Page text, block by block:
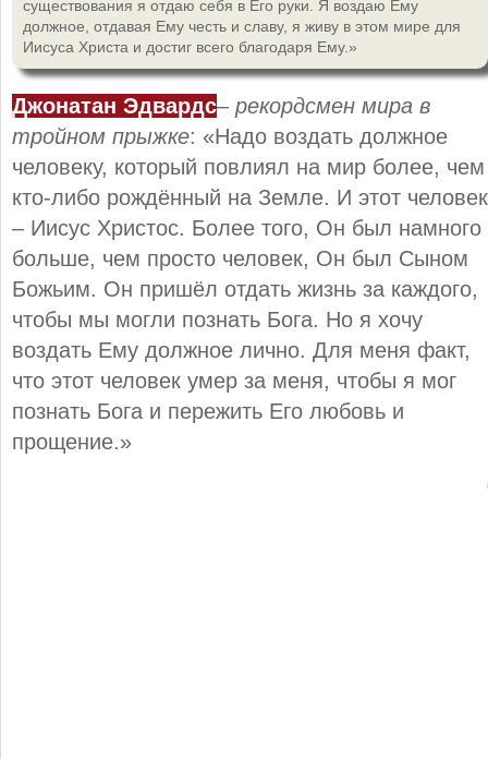
существования я отдаю себя в Его руки. Я воздаю Ему
должное, отдавая Ему честь и славу, я живу в этом мире для
Иисуса Христа и достиг всего благодаря Ему.»
Джонатан Эдвардс– рекордсмен мира в
тройном прыжке: «Надо воздать должное
человеку, который повлиял на мир более, чем
кто-либо рождённый на Земле. И этот человек
– Иисус Христос. Более того, Он был намного
больше, чем просто человек, Он был Сыном
Божьим. Он пришёл отдать жизнь за каждого,
чтобы мы могли познать Бога. Но я хочу
воздать Ему должное лично. Для меня факт,
что этот человек умер за меня, чтобы я мог
познать Бога и пережить Его любовь и
прощение.»